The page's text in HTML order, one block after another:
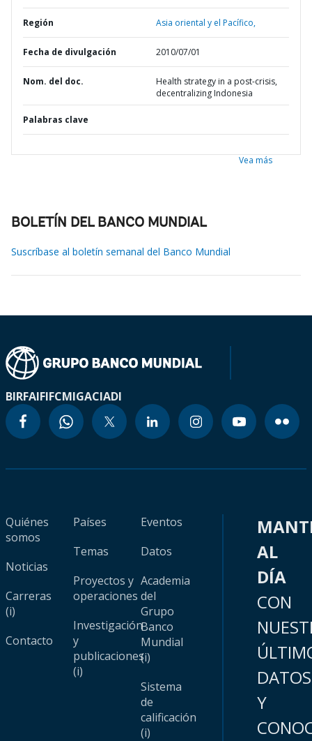
Región Asia oriental y el Pacífico,
Fecha de divulgación 2010/07/01
Nom. del doc.
Health strategy in a post-crisis,
decentralizing Indonesia
Palabras clave
Vea más
BOLETÍN DEL BANCO MUNDIAL
Suscríbase al boletín semanal del Banco Mundial
BIRFAIFIFCMIGACIADI
Quiénes
somos
Noticias
Carreras
(i)
Contacto
Países
Temas
Proyectos y
operaciones
Investigación
y
publicaciones
(i)
Eventos
Datos
Academia
del
Grupo
Banco
Mundial
(i)
Sistema
de
calificación
(i)
AL
DÍA
CON
DATOS
Y